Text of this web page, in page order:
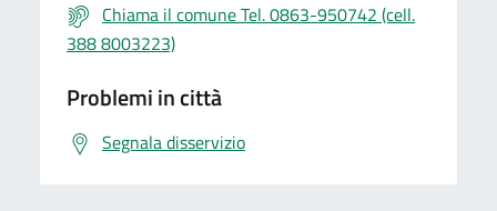
Chiama il comune Tel. 0863-950742 (cell.
388 8003223)
Problemi in città
Segnala disservizio